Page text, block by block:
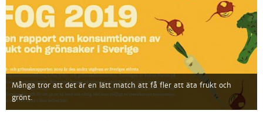
Många tror att det är en lätt match att få fler att äta frukt och
grönt.